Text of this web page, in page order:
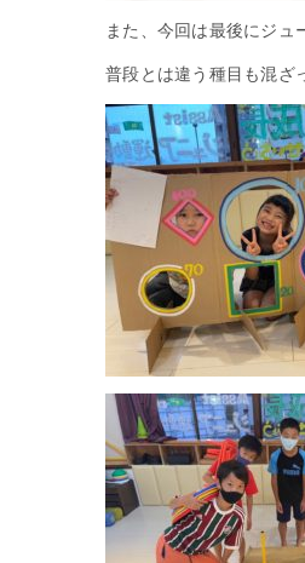
また、今回は最後にジュ
普段とは違う種目も混ざ